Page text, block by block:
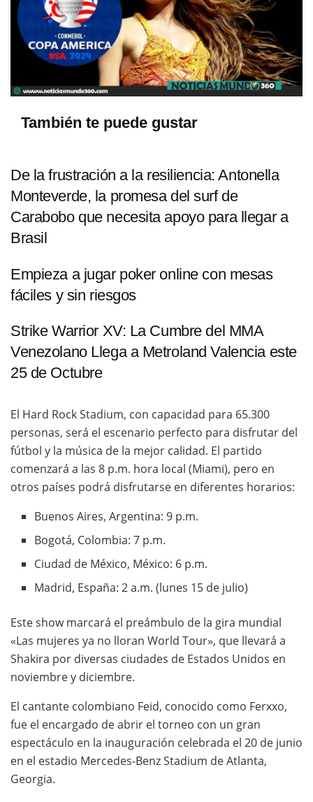
También te puede gustar
De la frustración a la resiliencia: Antonella
Monteverde, la promesa del surf de
Carabobo que necesita apoyo para llegar a
Brasil
Empieza a jugar poker online con mesas
fáciles y sin riesgos
Strike Warrior XV: La Cumbre del MMA
Venezolano Llega a Metroland Valencia este
25 de Octubre
El Hard Rock Stadium, con capacidad para 65.300
personas, será el escenario perfecto para disfrutar del
fútbol y la música de la mejor calidad. El partido
comenzará a las 8 p.m. hora local (Miami), pero en
otros países podrá disfrutarse en diferentes horarios:
Buenos Aires, Argentina: 9 p.m.
Bogotá, Colombia: 7 p.m.
Ciudad de México, México: 6 p.m.
Madrid, España: 2 a.m. (lunes 15 de julio)
Este show marcará el preámbulo de la gira mundial
«Las mujeres ya no lloran World Tour», que llevará a
Shakira por diversas ciudades de Estados Unidos en
noviembre y diciembre.
El cantante colombiano Feid, conocido como Ferxxo,
fue el encargado de abrir el torneo con un gran
espectáculo en la inauguración celebrada el 20 de junio
en el estadio Mercedes-Benz Stadium de Atlanta,
Georgia.